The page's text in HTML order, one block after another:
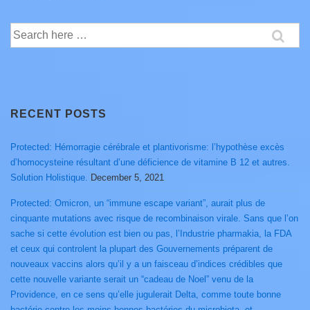
Search
for:
RECENT POSTS
Protected: Hémorragie cérébrale et plantivorisme: l’hypothèse excès
d’homocysteine résultant d’une déficience de vitamine B 12 et autres.
Solution Holistique. December 5, 2021
Protected: Omicron, un “immune escape variant”, aurait plus de
cinquante mutations avec risque de recombinaison virale. Sans que l’on
sache si cette évolution est bien ou pas, l’Industrie pharmakia, la FDA
et ceux qui controlent la plupart des Gouvernements préparent de
nouveaux vaccins alors qu’il y a un faisceau d’indices crédibles que
cette nouvelle variante serait un “cadeau de Noel” venu de la
Providence, en ce sens qu’elle jugulerait Delta, comme toute bonne